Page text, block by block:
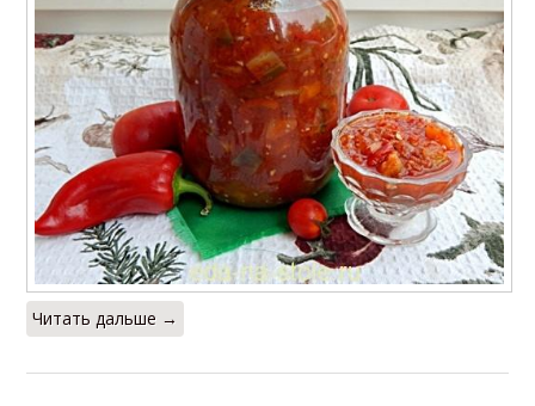
Пошаговый рецепт Супер рецепты
Баклажан на зиму
Баклажаны в
сметанном соусе
Рецепт на зиму
Читать дальше →